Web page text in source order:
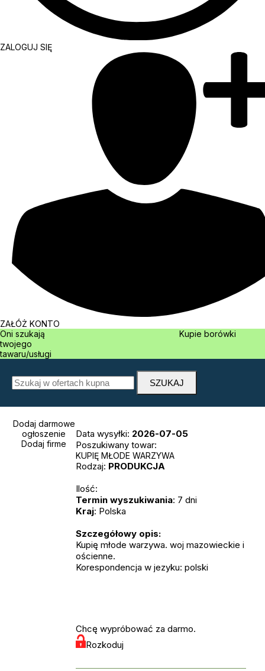
ZALOGUJ SIĘ
ZAŁÓŻ KONTO
Oni szukają
twojego
tawaru/usługi
Kupie borówki
Dodaj darmowe
ogłoszenie
Dodaj firme
Data wysyłki: 2026-07-05
Poszukiwany towar:
KUPIĘ MŁODE WARZYWA
Rodzaj: PRODUKCJA
Ilość:
Termin wyszukiwania: 7 dni
Kraj: Polska
Szczegółowy opis:
Kupię młode warzywa. woj mazowieckie i
ościenne.
Korespondencja w jezyku: polski
Chcę wypróbować za darmo.
Rozkoduj